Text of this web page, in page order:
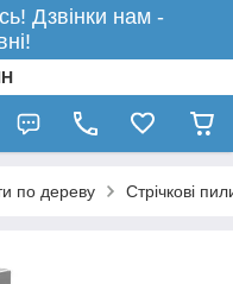
Дзвінки нам -
по дереву Стрічкові